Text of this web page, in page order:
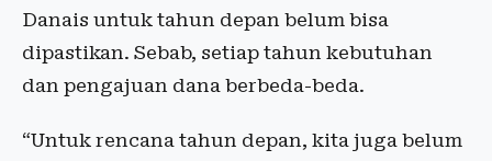
Danais untuk tahun depan belum bisa
dipastikan. Sebab, setiap tahun kebutuhan
dan pengajuan dana berbeda-beda.
“Untuk rencana tahun depan, kita juga belum